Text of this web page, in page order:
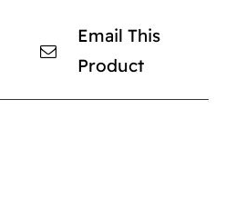
Email This
Product